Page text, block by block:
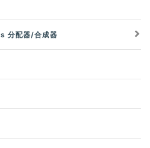
配器/合成器